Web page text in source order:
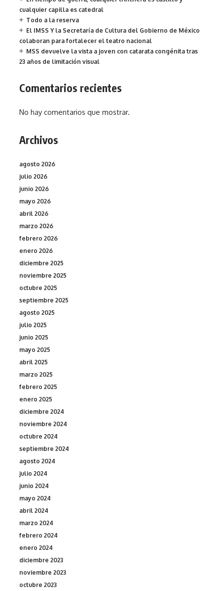
cualquier capilla es catedral
Todo a la reserva
El IMSS Y la Secretaría de Cultura del Gobierno de México
colaboran para fortalecer el teatro nacional
MSS devuelve la vista a joven con catarata congénita tras
23 años de limitación visual
Comentarios recientes
No hay comentarios que mostrar.
Archivos
agosto 2026
julio 2026
junio 2026
mayo 2026
abril 2026
marzo 2026
febrero 2026
enero 2026
diciembre 2025
noviembre 2025
octubre 2025
septiembre 2025
agosto 2025
julio 2025
junio 2025
mayo 2025
abril 2025
marzo 2025
febrero 2025
enero 2025
diciembre 2024
noviembre 2024
octubre 2024
septiembre 2024
agosto 2024
julio 2024
junio 2024
mayo 2024
abril 2024
marzo 2024
febrero 2024
enero 2024
diciembre 2023
noviembre 2023
octubre 2023